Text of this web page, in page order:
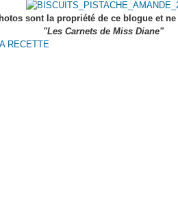
sont la propriété de ce blogueet ne
"Les Carnets de Miss Diane"
RECETTE